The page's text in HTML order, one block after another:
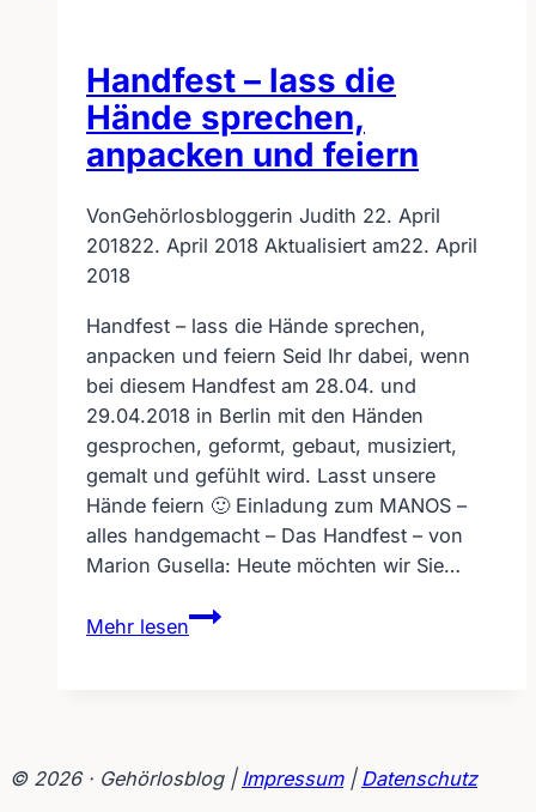
Handfest – lass die
Hände sprechen,
anpacken und feiern
VonGehörlosbloggerin Judith 22. April
201822. April 2018 Aktualisiert am22. April
2018
Handfest – lass die Hände sprechen,
anpacken und feiern Seid Ihr dabei, wenn
bei diesem Handfest am 28.04. und
29.04.2018 in Berlin mit den Händen
gesprochen, geformt, gebaut, musiziert,
gemalt und gefühlt wird. Lasst unsere
Hände feiern 🙂 Einladung zum MANOS –
alles handgemacht – Das Handfest – von
Marion Gusella: Heute möchten wir Sie…
Mehr lesen
Handfest
–
sprechen,
anpacken
© 2026 · Gehörlosblog | Impressum| Datenschutz